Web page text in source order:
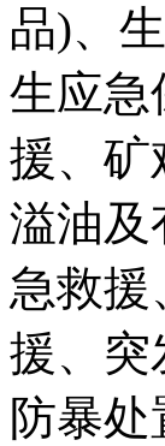
品)、
生应急
援、矿
溢油及
急救援
援、突
防暴